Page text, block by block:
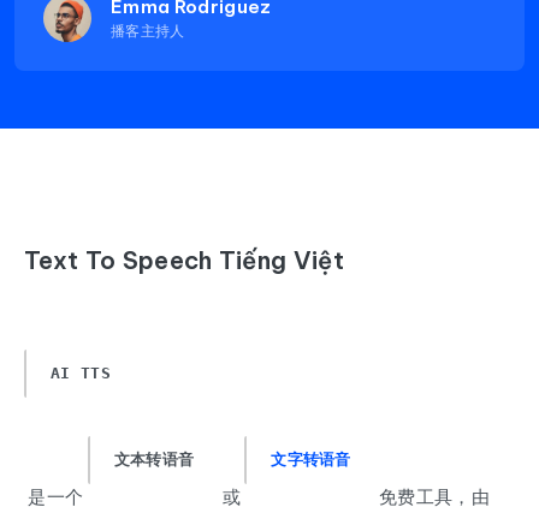
Emma Rodriguez
播客主持人
Text To Speech Tiếng Việt
AI TTS
是一个
文本转语音
或
文字转语音
免费工具，由